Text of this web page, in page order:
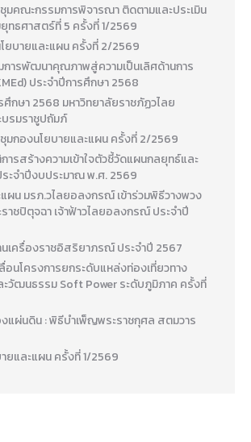
ชุมคณะกรรมการพิจารณา ติดตามและประเมิน
ทธศาสตร์ที่ 5 ครั้งที่ 1/2569
ยบายและแผน ครั้งที่ 2/2569
ารพัฒนาคุณภาพสู่ความเป็นเลิศด้านการ
ประจำปีการศึกษา 2568
ศึกษา 2568 มหาวิทยาลัยราชภัฏวไลย
รมราชูปถัมภ์
ชุมกองนโยบายและแผน ครั้งที่ 2/2569
ารสร้างความเข้าใจตัวชี้วัดแผนกลยุทธ์และ
ะจำปีงบประมาณ พ.ศ. 2569
ผน มรภ.วไลยอลงกรณ์ เข้าร่วมพิธีวางพวง
าชปิตุจฉา เจ้าฟ้าวไลยอลงกรณ์ ประจำปี
เครื่องราชอิสริยาภรณ์ ประจำปี 2567
อนโครงการยกระดับแหล่งท่องเที่ยวทาง
วัฒนธรรม Soft Power ระดับภูมิภาค ครั้งที่
แผ่นดิน : พิธีบำเพ็ญพระราชกุศล สตมวาร
ยและแผน ครั้งที่ 1/2569